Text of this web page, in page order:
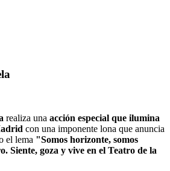
realiza una acción especial que ilumina
con una imponente lona que anuncia
el lema "Somos horizonte, somos
Siente, goza y vive en el Teatro de la